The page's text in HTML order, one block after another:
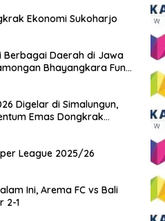
Ekonomi Sukoharjo
Berbagai Daerah di Jawa
Bhayangkara Fun
Digelar di Simalungun,
Emas Dongkrak
League 2025/26
Ini, Arema FC vs Bali
2-1